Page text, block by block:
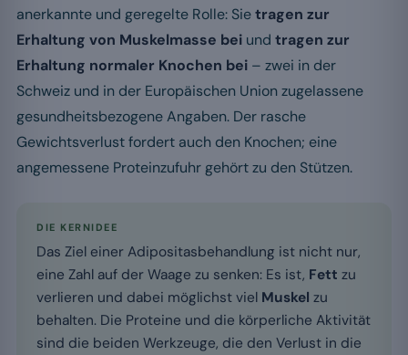
anerkannte und geregelte Rolle: Sietragen zur
Erhaltung von Muskelmasse bei und tragen zur
Erhaltung normaler Knochen bei – zwei in der
Schweiz und in der Europäischen Union zugelassene
gesundheitsbezogene Angaben. Der rasche
Gewichtsverlust fordert auch den Knochen; eine
angemessene Proteinzufuhr gehört zu den Stützen.
DIE KERNIDEE
Das Ziel einer Adipositasbehandlung ist nicht nur,
eine Zahl auf der Waage zu senken: Es ist, Fett zu
verlieren und dabei möglichst viel Muskel zu
behalten. Die Proteine und die körperliche Aktivität
sind die beiden Werkzeuge, die den Verlust in die